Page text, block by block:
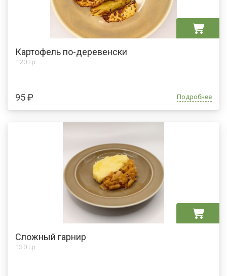
Картофель по-деревенски
120 гр.
95 ₽ Подробнее
Сложный гарнир
130 гр.